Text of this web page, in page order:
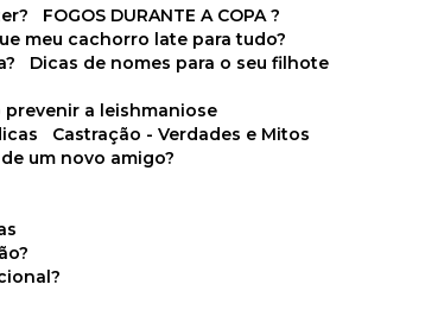
FOGOS DURANTE A COPA ?
meu cachorro late para tudo?
Dicas de nomes para o seu filhote
prevenir a leishmaniose
Castração - Verdades e Mitos
um novo amigo?